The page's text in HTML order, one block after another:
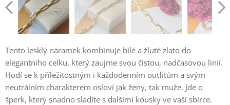
Tento lesklý náramek kombinuje bílé a žluté zlato do
elegantního celku, který zaujme svou čistou, nadčasovou linií.
Hodí se k příležitostným i každodenním outfitům a svým
neutrálním charakterem osloví jak ženy, tak muže. Jde o
šperk, který snadno sladíte s dalšími kousky ve vaší sbírce.